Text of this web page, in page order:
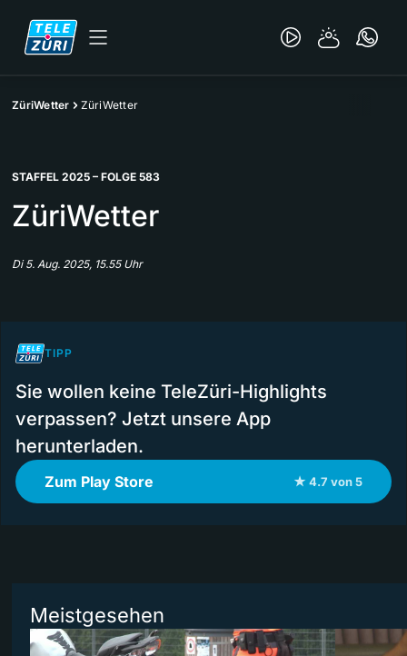
ZüriWetter ZüriWetter
STAFFEL 2025 – FOLGE 583
ZüriWetter
Di 5. Aug. 2025, 15.55 Uhr
TIPP
Sie wollen keine TeleZüri-Highlights
verpassen? Jetzt unsere App
herunterladen.
Zum Play Store ★ 4.7 von 5
Meistgesehen